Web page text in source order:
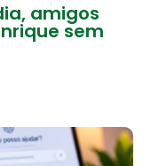
amigos
sem